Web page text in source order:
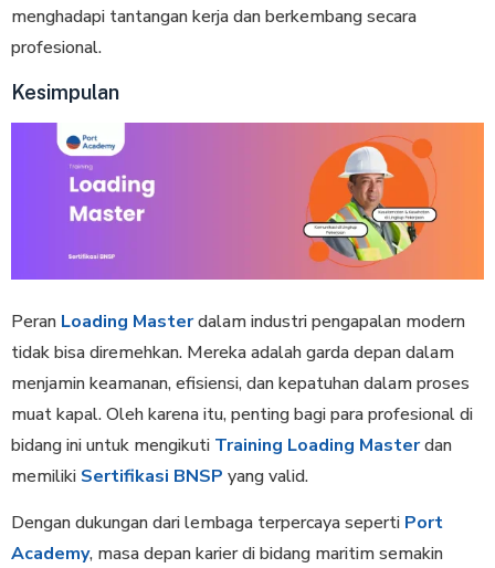
menghadapi tantangan kerja dan berkembang secara
profesional.
Kesimpulan
Peran Loading Masterdalam industri pengapalan modern
tidak bisa diremehkan. Mereka adalah garda depan dalam
menjamin keamanan, efisiensi, dan kepatuhan dalam proses
muat kapal. Oleh karena itu, penting bagi para profesional di
bidang ini untuk mengikuti Training Loading Masterdan
memiliki Sertifikasi BNSP yang valid.
Dengan dukungan dari lembaga terpercaya seperti Port
Academy, masa depan karier di bidang maritim semakin